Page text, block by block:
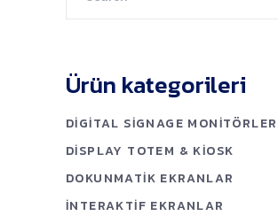
for:
Ürün kategorileri
DIGITAL SIGNAGE MONITÖRLER
DISPLAY TOTEM & KIOSK
DOKUNMATIK EKRANLAR
İNTERAKTIF EKRANLAR